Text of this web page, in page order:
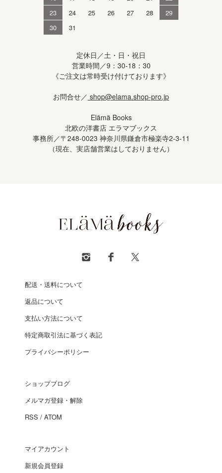
23
24 25 26 27 28
29
30
31
定休日／土・日・祝日
営業時間／9：30-18：30
《ご注文は常時受け付けております》
お問合せ／ shop@elama.shop-pro.jp
Elämä Books
北欧の洋書店 エラマブックス
事務所／〒248-0023 神奈川県鎌倉市極楽寺2-3-11
（現在、実店舗営業はしておりません）
配送・送料について
返品について
支払い方法について
特定商取引法に基づく表記
プライバシーポリシー
ショップブログ
メルマガ登録・解除
RSS / ATOM
マイアカウント
新規会員登録